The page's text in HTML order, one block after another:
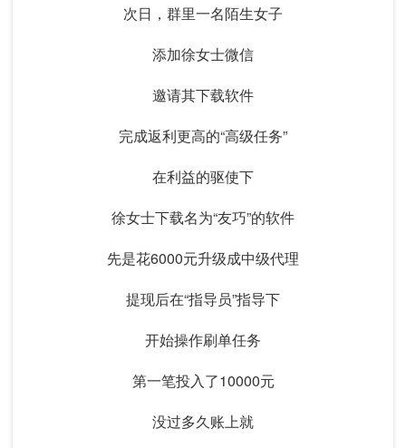
次日，群里一名陌生女子
添加徐女士微信
邀请其下载软件
完成返利更高的“高级任务”
在利益的驱使下
徐女士下载名为“友巧”的软件
先是花6000元升级成中级代理
提现后在“指导员”指导下
开始操作刷单任务
第一笔投入了10000元
没过多久账上就